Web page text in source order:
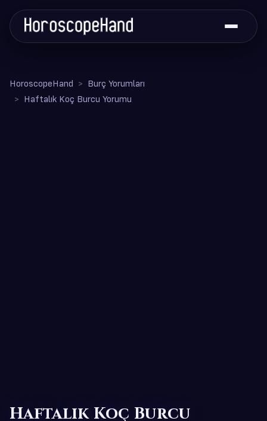
HoroscopeHand
Burç Yorumları
Haftalık Koç Burcu Yorumu
Haftalık Koç Burcu